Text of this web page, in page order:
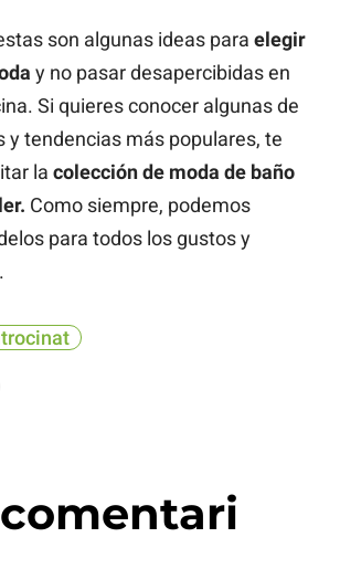
son algunas ideas para elegir
y no pasar desapercibidas en
Si quieres conocer algunas de
y tendencias más populares, te
la colección de moda de baño
Como siempre, podemos
para todos los gustos y